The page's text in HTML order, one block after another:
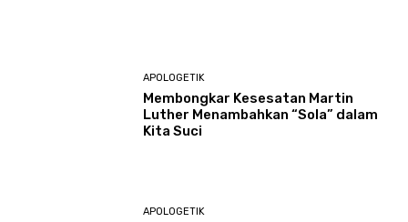
APOLOGETIK
Membongkar Kesesatan Martin
Luther Menambahkan “Sola” dalam
Kita Suci
APOLOGETIK